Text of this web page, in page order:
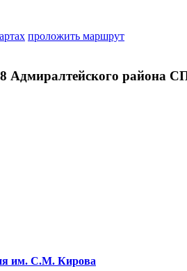
проложить маршрут
Адмиралтейского района
им. С.М. Кирова